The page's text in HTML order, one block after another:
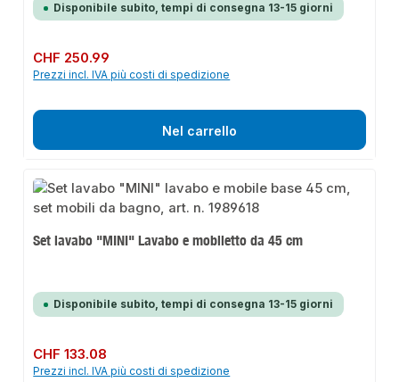
Disponibile subito, tempi di consegna 13-15 giorni
Prezzo normale:
CHF 250.99
Prezzi incl. IVA più costi di spedizione
Nel carrello
Set lavabo "MINI" Lavabo e mobiletto da 45 cm
Disponibile subito, tempi di consegna 13-15 giorni
Prezzo normale:
CHF 133.08
Prezzi incl. IVA più costi di spedizione